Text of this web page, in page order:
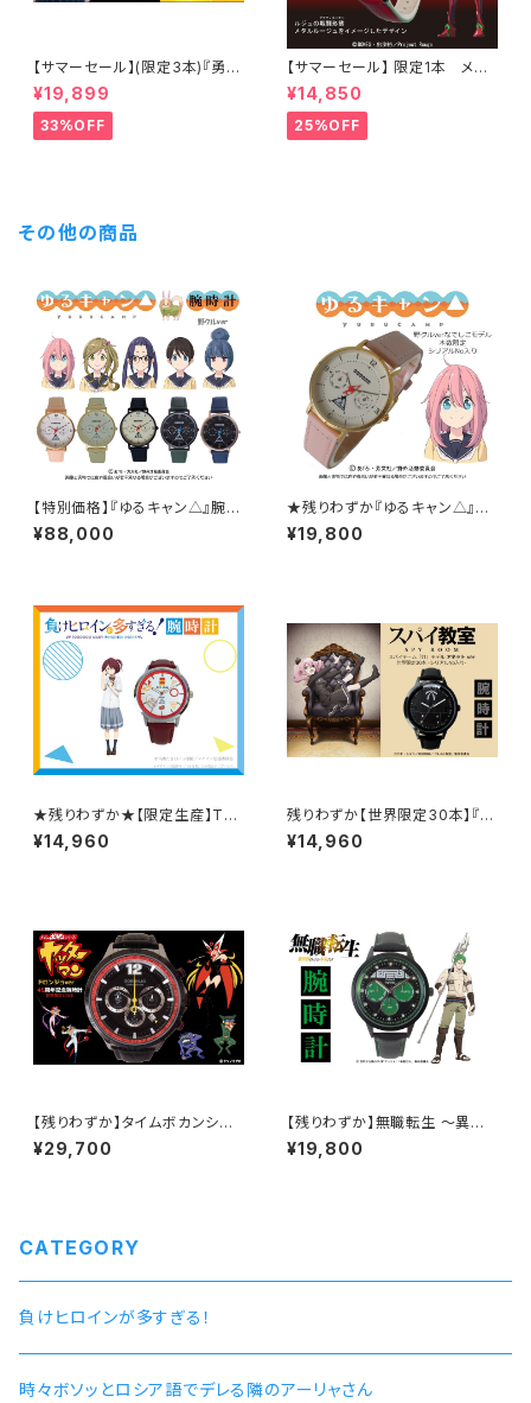
【サマーセール】(限定3本)『勇者
ライディーン』50周年記念モデ
ル腕時計（勇者ライディーン50
周年記念オリジナルスリーブ付
き）
¥19,899
33%OFF
【サマーセール】 限定1本 メタ
リックルージュ腕時計 ルジュ
戦闘形態(グラディエーター)モデ
ル
¥14,850
25%OFF
その他の商品
【特別価格】『ゆるキャン△』腕時
計「野クル」ver 全種類コンプ
リートセット / シリアルナンバー
¥88,000
★残りわずか『ゆるキャン△』腕
時計「野クル」ver なでしこモ
デル / 本数限定・シリアルナンバ
¥19,800
★残りわずか★【限定生産】TV
アニメ「負けヒロインが多すぎ
る！」 小鞠知花 モデル 腕時計 /
¥14,960
残りわずか【世界限定30本】『ス
パイ教室』チーム灯 アネット モ
デル腕時計 / シリアルナンバー
¥14,960
【残りわずか】タイムボカンシリ
ーズ ヤッターマン 45周年記念
腕時計 全世界 100本限定 /
¥29,700
【残りわずか】無職転生 〜異世
界行ったら本気だす〜 ルイジ
ェルド腕時計 / シリアルナンバ
¥19,800
CATEGORY
負けヒロインが多すぎる！
時々ボソッとロシア語でデレる隣のアーリャさん